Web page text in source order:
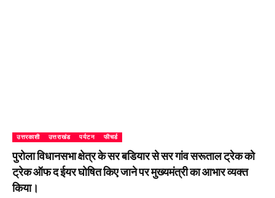
उत्तरकाशी उत्तराखंड पर्यटन फीचर्ड
पुरोला विधानसभा क्षेत्र के सर बडियार से सर गांव सरूताल ट्रेक को
ट्रेक ऑफ द ईयर घोषित किए जाने पर मुख्यमंत्री का आभार व्यक्त
किया।